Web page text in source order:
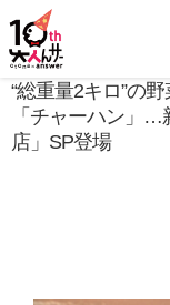
“総重量2キロ”の
「チャーハン」
店」SP登場